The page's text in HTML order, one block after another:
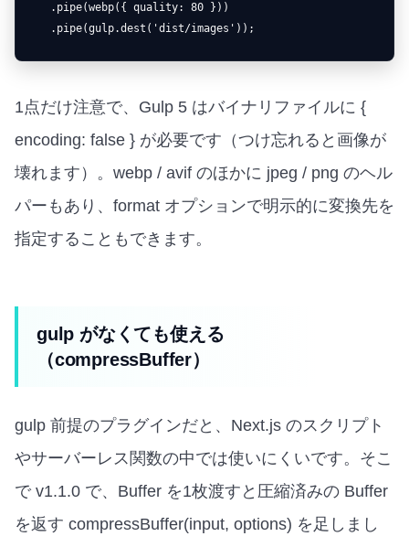
  .pipe(webp({ quality: 80 }))
  .pipe(gulp.dest('dist/images'));
1点だけ注意で、Gulp 5 はバイナリファイルに {
encoding: false } が必要です（つけ忘れると画像が
壊れます）。webp / avif のほかに jpeg / png のヘル
パーもあり、format オプションで明示的に変換先を
指定することもできます。
gulp がなくても使える
（compressBuffer）
gulp 前提のプラグインだと、Next.js のスクリプト
やサーバーレス関数の中では使いにくいです。そこ
で v1.1.0 で、Buffer を1枚渡すと圧縮済みの Buffer
を返す compressBuffer(input, options) を足しまし